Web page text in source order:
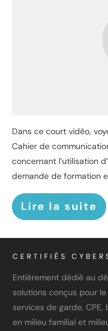
Dans ce court vidéo,
Cahier de
concernant l’utilisation
demande de formation
Lire la suite
CERTIFIÉS
Entièrement dédié au
solutions conçus pour
services de garde,
en milieu familial et